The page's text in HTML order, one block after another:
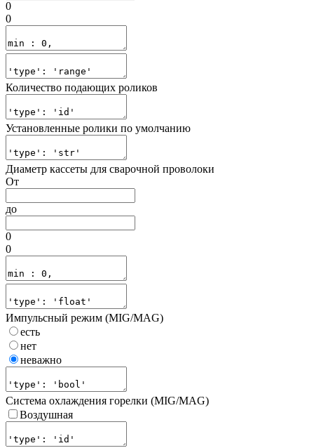
0
0
Количество подающих роликов
Установленные ролики по умолчанию
Диаметр кассеты для сварочной проволоки
От
до
0
0
Импульсный режим (MIG/MAG)
есть
нет
неважно
Система охлаждения горелки (MIG/MAG)
Воздушная